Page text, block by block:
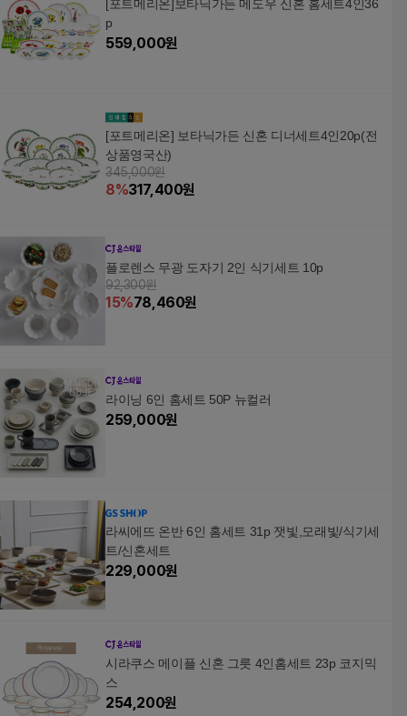
[포트메리온]보타닉가든 메도우 신혼 홈세트4인36
p
559,000원
[포트메리온] 보타닉가든 신혼 디너세트4인20p(전
상품영국산)
345,000원
8%317,400원
플로렌스 무광 도자기 2인 식기세트 10p
92,300원
15%78,460원
라이닝 6인 홈세트 50P 뉴컬러
259,000원
라씨에뜨 온반 6인 홈세트 31p 잿빛,모래빛/식기세
트/신혼세트
229,000원
시라쿠스 메이플 신혼 그릇 4인홈세트 23p 코지믹
스
254,200원